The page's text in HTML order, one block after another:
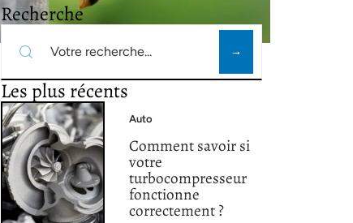
Recherche
Les plus récents
Auto
Comment savoir si
votre
turbocompresseur
fonctionne
correctement ?